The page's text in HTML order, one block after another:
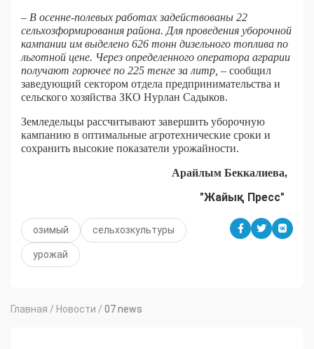
– В осенне-полевых работах задействованы 22
сельхозформирования района. Для проведения уборочной
кампании им выделено 626 тонн дизельного топлива по
льготной цене. Через определенного оператора аграрии
получают горючее по 225 тенге за литр, – сообщил
заведующий сектором отдела предпринимательства и
сельского хозяйства ЗКО Нурлан Садыков.
Земледельцы рассчитывают завершить уборочную
кампанию в оптимальные агротехнические сроки и
сохранить высокие показатели урожайности.
Арайлым Беккалиева,
"Жайық Пресс"
озимый сельхозкультуры
урожай
Главная / Новости / 07 news